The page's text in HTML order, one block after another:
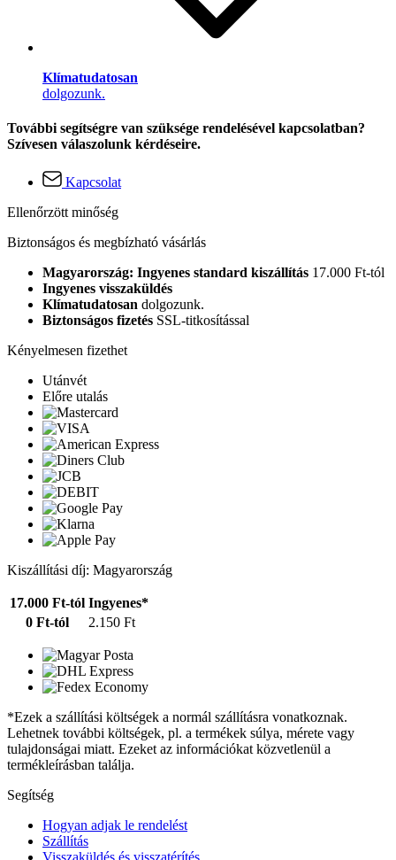
Klímatudatosan
dolgozunk.
További segítségre van szüksége rendelésével kapcsolatban?
Szívesen válaszolunk kérdéseire.
Kapcsolat
Ellenőrzött minőség
Biztonságos és megbízható vásárlás
Magyarország: Ingyenes standard kiszállítás 17.000 Ft-tól
Ingyenes visszaküldés
Klímatudatosan dolgozunk.
Biztonságos fizetés SSL-titkosítással
Kényelmesen fizethet
Utánvét
Előre utalás
Kiszállítási díj: Magyarország
17.000 Ft-tól Ingyenes*
0 Ft-tól
2.150 Ft
*Ezek a szállítási költségek a normál szállításra vonatkoznak.
Lehetnek további költségek, pl. a termékek súlya, mérete vagy
tulajdonságai miatt. Ezeket az információkat közvetlenül a
termékleírásban találja.
Segítség
Hogyan adjak le rendelést
Szállítás